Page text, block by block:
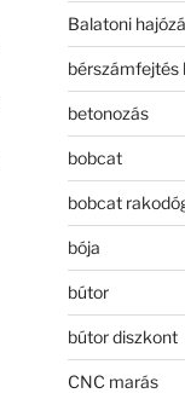
Balatoni
bérszámfejtés
betonozás
bobcat
bobcat
bója
bútor
bútor diszkont
CNC marás